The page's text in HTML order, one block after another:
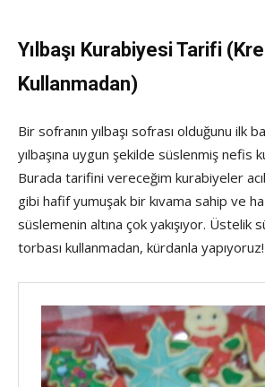
Yılbaşı Kurabiyesi Tarifi
Kullanmadan)
Bir sofranın yılbaşı sofrası olduğunu ilk
yılbaşına uygun şekilde süslenmiş nefis
Burada tarifini vereceğim kurabiyeler
gibi hafif yumuşak bir kıvama sahip ve
süslemenin altına çok yakışıyor. Üstelik
torbası kullanmadan, kürdanla yapıyoruz!